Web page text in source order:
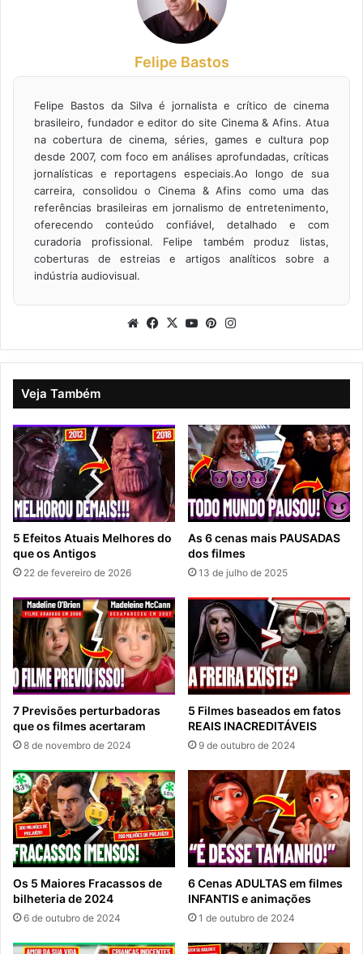
Felipe Bastos
Felipe Bastos da Silva é jornalista e crítico de cinema
brasileiro, fundador e editor do site Cinema & Afins. Atua
na cobertura de cinema, séries, games e cultura pop
desde 2007, com foco em análises aprofundadas, críticas
jornalísticas e reportagens especiais.Ao longo de sua
carreira, consolidou o Cinema & Afins como uma das
referências brasileiras em jornalismo de entretenimento,
oferecendo conteúdo confiável, detalhado e com
curadoria profissional. Felipe também produz listas,
coberturas de estreias e artigos analíticos sobre a
indústria audiovisual.
WebsiteFacebook
X YouTubePinterest
Veja Também
5 Efeitos Atuais Melhores do
que os Antigos
22 de fevereiro de 2026
As 6 cenas mais PAUSADAS
dos filmes
13 de julho de 2025
7 Previsões perturbadoras
que os filmes acertaram
8 de novembro de 2024
5 Filmes baseados em fatos
REAIS INACREDITÁVEIS
9 de outubro de 2024
Os 5 Maiores Fracassos de
bilheteria de 2024
6 de outubro de 2024
6 Cenas ADULTAS em filmes
INFANTIS e animações
1 de outubro de 2024